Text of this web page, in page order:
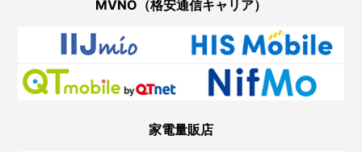
MVNO（格安通信キャリア）
家電量販店